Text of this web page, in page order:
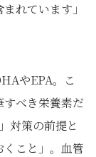
れています」
やEPA。こ
べき栄養素だ
対策の前提と
こと」。血管